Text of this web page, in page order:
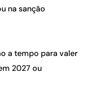
na sanção
a tempo para valer
2027 ou